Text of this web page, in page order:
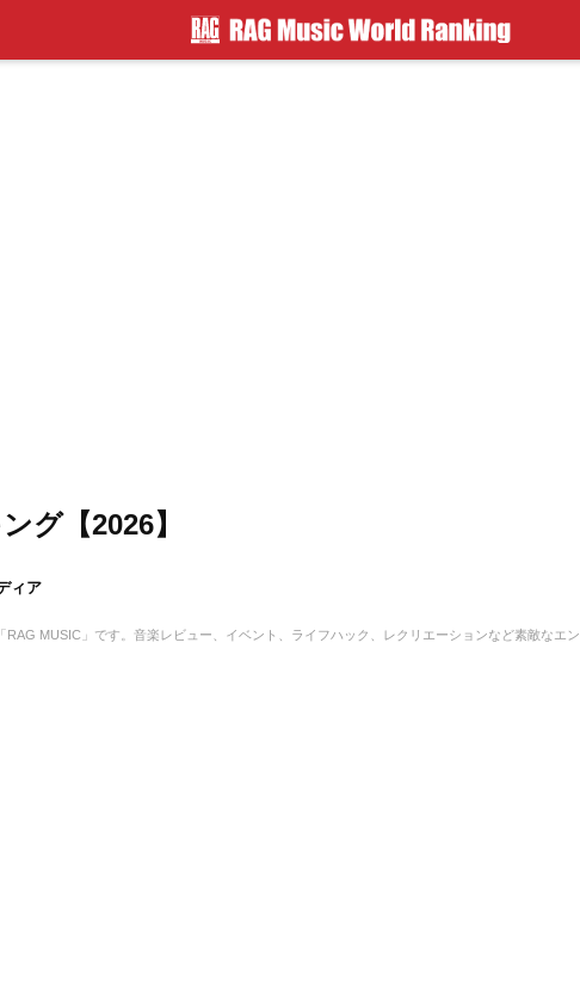
グ【2026】
ィア
MUSIC」です。音楽レビュー、イベント、ライフハック、レクリエーションなど素敵なエン